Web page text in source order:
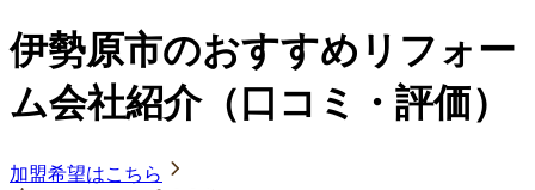
伊勢原市のおすすめリフォー
ム会社紹介（口コミ・評価）
加盟希望はこちら